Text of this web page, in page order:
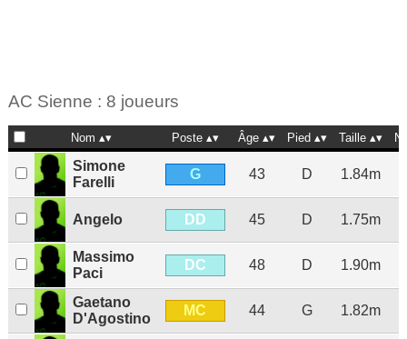
AC Sienne : 8 joueurs
Nom Poste Âge Pied Taille
Simone
Farelli
G 43 D 1.84m
Angelo DD 45 D 1.75m
Massimo
Paci
DC 48 D 1.90m
Gaetano
D'Agostino
MC 44 G 1.82m